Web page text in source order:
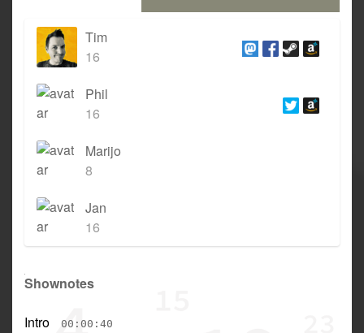
Tim
16
Phil
16
Marijo
8
Jan
16
Shownotes
Intro 00:00:40